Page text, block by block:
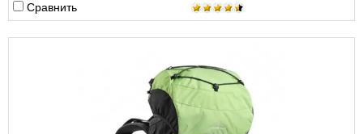
Сравнить